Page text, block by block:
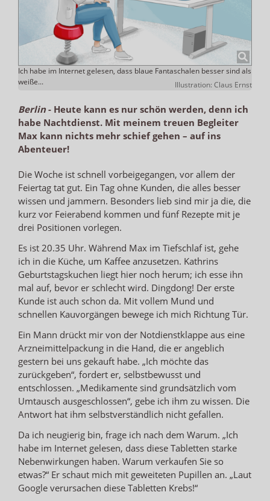
Ich habe im Internet gelesen, dass blaue Fantaschalen besser sind als
weiße...
Illustration: Claus Ernst
Berlin- Heute kann es nur schön werden, denn ich
habe Nachtdienst. Mit meinem treuen Begleiter
Max kann nichts mehr schief gehen – auf ins
Abenteuer!
Die Woche ist schnell vorbeigegangen, vor allem der
Feiertag tat gut. Ein Tag ohne Kunden, die alles besser
wissen und jammern. Besonders lieb sind mir ja die, die
kurz vor Feierabend kommen und fünf Rezepte mit je
drei Positionen vorlegen.
Es ist 20.35 Uhr. Während Max im Tiefschlaf ist, gehe
ich in die Küche, um Kaffee anzusetzen. Kathrins
Geburtstagskuchen liegt hier noch herum; ich esse ihn
mal auf, bevor er schlecht wird. Dingdong! Der erste
Kunde ist auch schon da. Mit vollem Mund und
schnellen Kauvorgängen bewege ich mich Richtung Tür.
Ein Mann drückt mir von der Notdienstklappe aus eine
Arzneimittelpackung in die Hand, die er angeblich
gestern bei uns gekauft habe. „Ich möchte das
zurückgeben“, fordert er, selbstbewusst und
entschlossen. „Medikamente sind grundsätzlich vom
Umtausch ausgeschlossen“, gebe ich ihm zu wissen. Die
Antwort hat ihm selbstverständlich nicht gefallen.
Da ich neugierig bin, frage ich nach dem Warum. „Ich
habe im Internet gelesen, dass diese Tabletten starke
Nebenwirkungen haben. Warum verkaufen Sie so
etwas?“ Er schaut mich mit geweiteten Pupillen an. „Laut
Google verursachen diese Tabletten Krebs!“